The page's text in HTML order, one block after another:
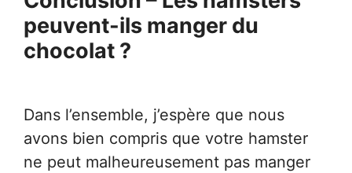
peuvent-ils manger du
chocolat ?
Dans l’ensemble, j’espère que nous
avons bien compris que votre hamster
ne peut malheureusement pas manger